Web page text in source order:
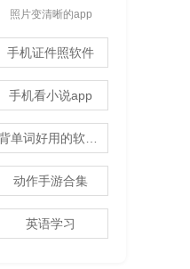
照片变清晰的app
手机证件照软件
手机看小说app
动作手游合集
英语学习